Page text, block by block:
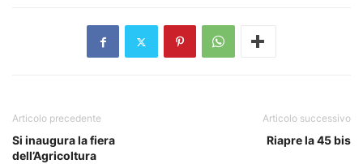
Articolo precedente
Si inaugura la fiera
dell’Agricoltura
Articolo successivo
Riapre la 45 bis